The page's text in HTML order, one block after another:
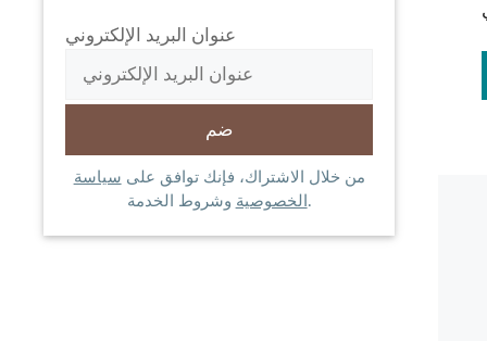
عنوان البريد الإلكتروني
من خلال الاشتراك، فإنك توافق على سياسة
الخصوصية وشروط الخدمة.